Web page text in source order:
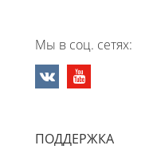
Мы в соц. сетях:
ПОДДЕРЖКА